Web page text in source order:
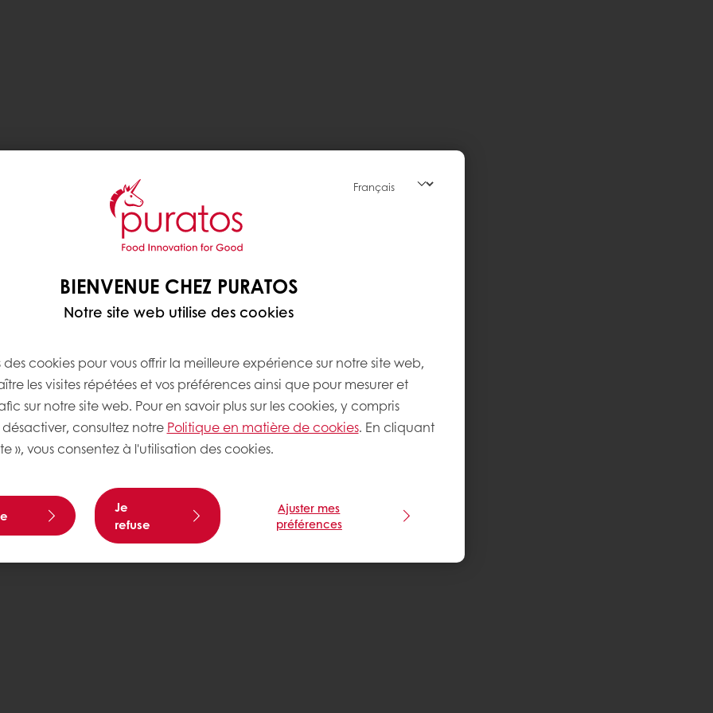
BIENVENUE CHEZ PURATOS
Notre site web utilise des cookies
des cookies pour vous offrir la meilleure expérience sur notre site web,
les visites répétées et vos préférences ainsi que pour mesurer et
sur notre site web. Pour en savoir plus sur les cookies, y compris
consultez notre Politique en matière de cookies. En cliquant
», vous consentez à l'utilisation des cookies.
Je
refuse
Ajuster mes
préférences